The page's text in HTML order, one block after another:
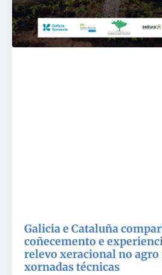
Galicia e Cataluña
coñecemento e
relevo xeracional no agro
xornadas técnicas